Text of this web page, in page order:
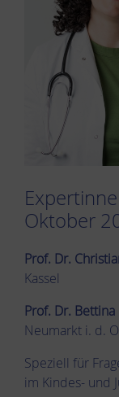
Oktober
Prof. Dr.
Kassel
Prof. Dr. Bettina
Neumarkt i. d.
Speziell für
im Kindes- und